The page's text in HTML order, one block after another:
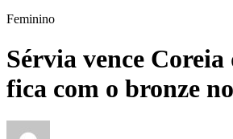
Feminino
Sérvia vence Coreia
fica com o bronze